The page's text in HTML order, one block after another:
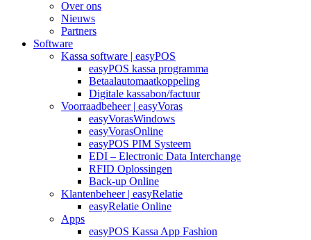
Over ons
Nieuws
Partners
Software
Kassa software | easyPOS
easyPOS kassa programma
Betaalautomaatkoppeling
Digitale kassabon/factuur
Voorraadbeheer | easyVoras
easyVorasWindows
easyVorasOnline
easyPOS PIM Systeem
EDI – Electronic Data Interchange
RFID Oplossingen
Back-up Online
Klantenbeheer | easyRelatie
easyRelatie Online
Apps
easyPOS Kassa App Fashion